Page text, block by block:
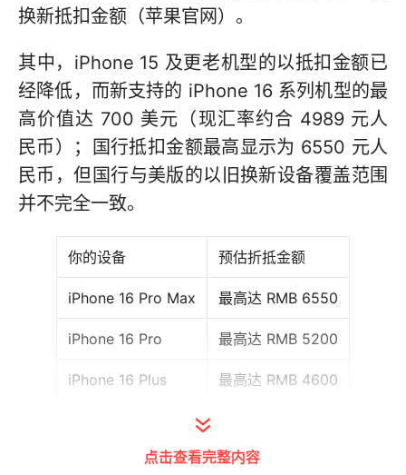
换新抵扣金额（苹果官网）。
其中，iPhone 15 及更老机型的以抵扣金额已
经降低，而新支持的 iPhone 16 系列机型的最
高价值达 700 美元（现汇率约合 4989 元人
民币）；国行抵扣金额最高显示为 6550 元人
民币，但国行与美版的以旧换新设备覆盖范围
并不完全一致。
你的设备 预估折抵金额
iPhone 16 Pro Max 最高达 RMB 6550
iPhone 16 Pro 最高达 RMB 5200
iPhone 16 Plus 最高达 RMB 4600
iPhone 15 Pro Max 最高达 RMB 5150
点击查看完整内容